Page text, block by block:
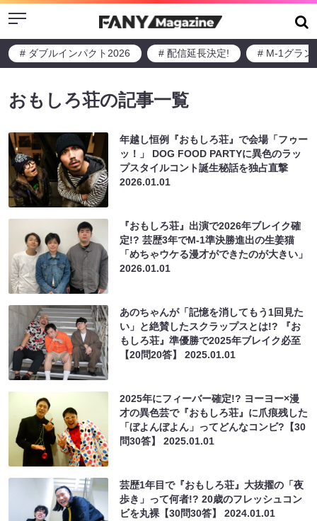
Menu
# ダブルインパクト2026 # 配信延長決定! # M-1グラン
おもしろ荘の記事一覧
年越し恒例『おもしろ荘』で会場「フゥー
ッ！」 DOG FOOD PARTYに異色のラッ
プスタイルコント誕生秘話を独占直撃
2026.01.01
『おもしろ荘』出演で2026年ブレイク確
定!? 芸歴3年でM-1準決勝進出の生姜猫
「めちゃウケる漫才ができたのが大きい」
2026.01.01
あのちゃんが「記憶を消してもう1回見た
い」と絶賛したスクラップスとは!? 『お
もしろ荘』準優勝で2025年ブレイク必至
【20問20答】2025.01.01
2025年にフィーバー確定!? ヨーヨー×漫
才の異色芸で『おもしろ荘』に爪痕残した
「ぼよんぼよん」ってどんなコンビ?【30
問30答】2025.01.01
芸歴1年目で『おもしろ荘』大抜擢の「夜
歩き」って何者!? 20歳のフレッシュコン
ビを丸裸【30問30答】2024.01.01